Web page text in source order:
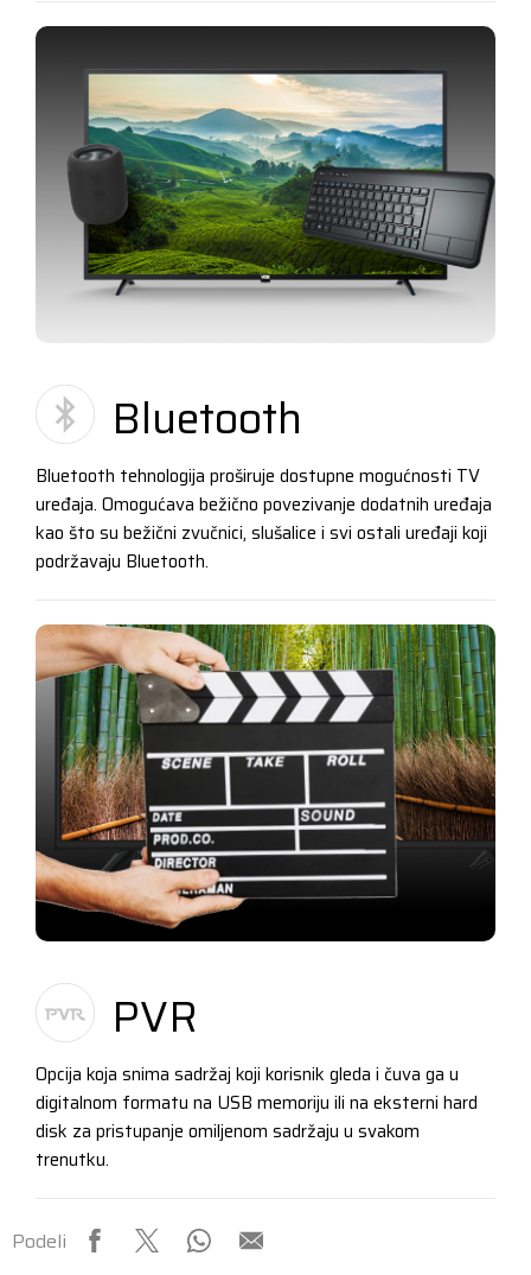
Bluetooth
Bluetooth tehnologija proširuje dostupne mogućnosti TV
uređaja. Omogućava bežično povezivanje dodatnih uređaja
kao što su bežični zvučnici, slušalice i svi ostali uređaji koji
podržavaju Bluetooth.
PVR
Opcija koja snima sadržaj koji korisnik gleda i čuva ga u
digitalnom formatu na USB memoriju ili na eksterni hard
disk za pristupanje omiljenom sadržaju u svakom
trenutku.
Podeli